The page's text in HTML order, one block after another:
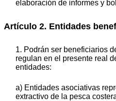
elaboración de informes y
Artículo 2. Entidades
1. Podrán ser beneficiarios
regulan en el presente real
entidades:
a) Entidades asociativas
extractivo de la pesca